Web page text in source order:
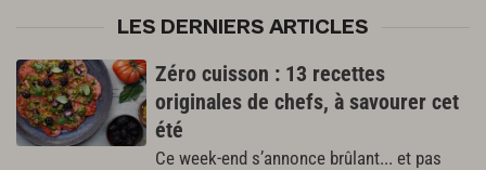
LES DERNIERS ARTICLES
Zéro cuisson : 13 recettes
originales de chefs, à savourer cet
été
Ce week-end s’annonce brûlant... et pas